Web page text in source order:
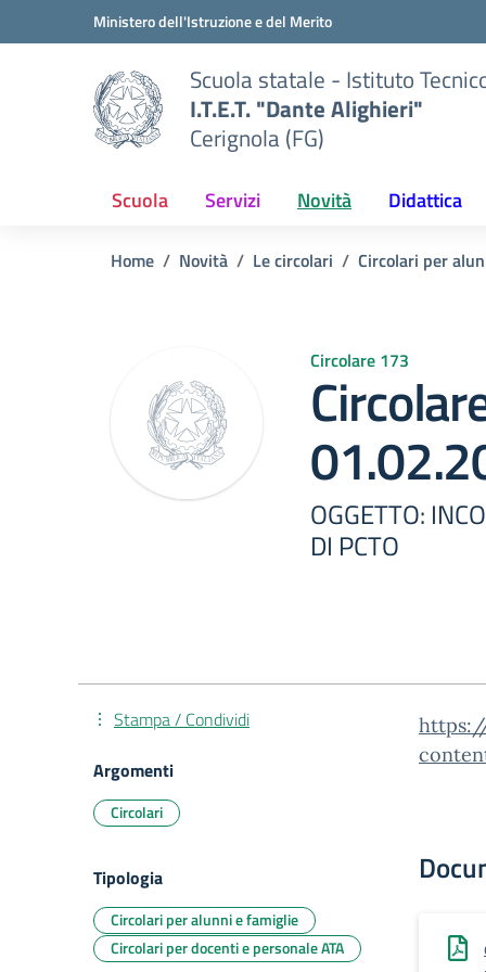
Vai ai contenuti
Vai al menu di navigazioneMinistero dell'Istruzione e del Merito
Scuola statale - Istituto
I.T.E.T. "Dante Alighieri"
Cerignola (FG)
Scuola Servizi Novità Didattica
Home Novità Le circolari Circolari per
Circolare 173
OGGETTO:
DI PCTO
Stampa / Condividi
Argomenti
Circolari
Tipologia
Circolari per alunni e famiglie
Circolari per docenti e personale ATA